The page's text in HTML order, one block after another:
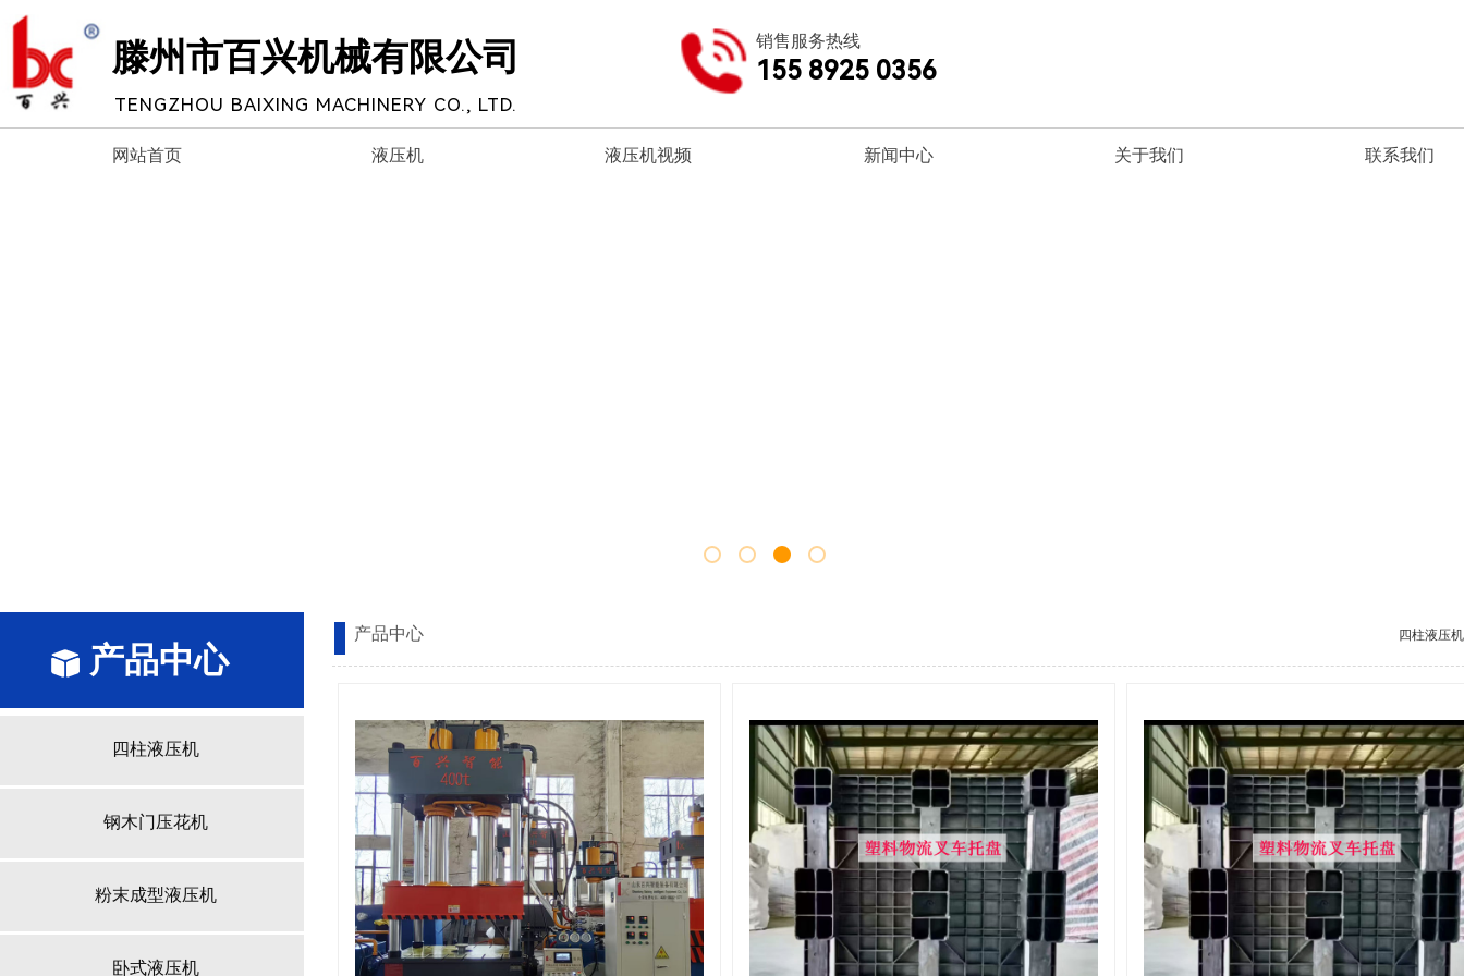
网站首页 液压机 液压机视频 新闻中心 关于我们 联系我们
产品中心 四柱液压机
产品中心
产品中心
四柱液压机
钢木门压花机
粉末成型液压机
卧式液压机
销售服务热线
155 8925 0356
滕州市百兴机械有限公司
TENGZHOU BAIXING MACHINERY CO., LTD.